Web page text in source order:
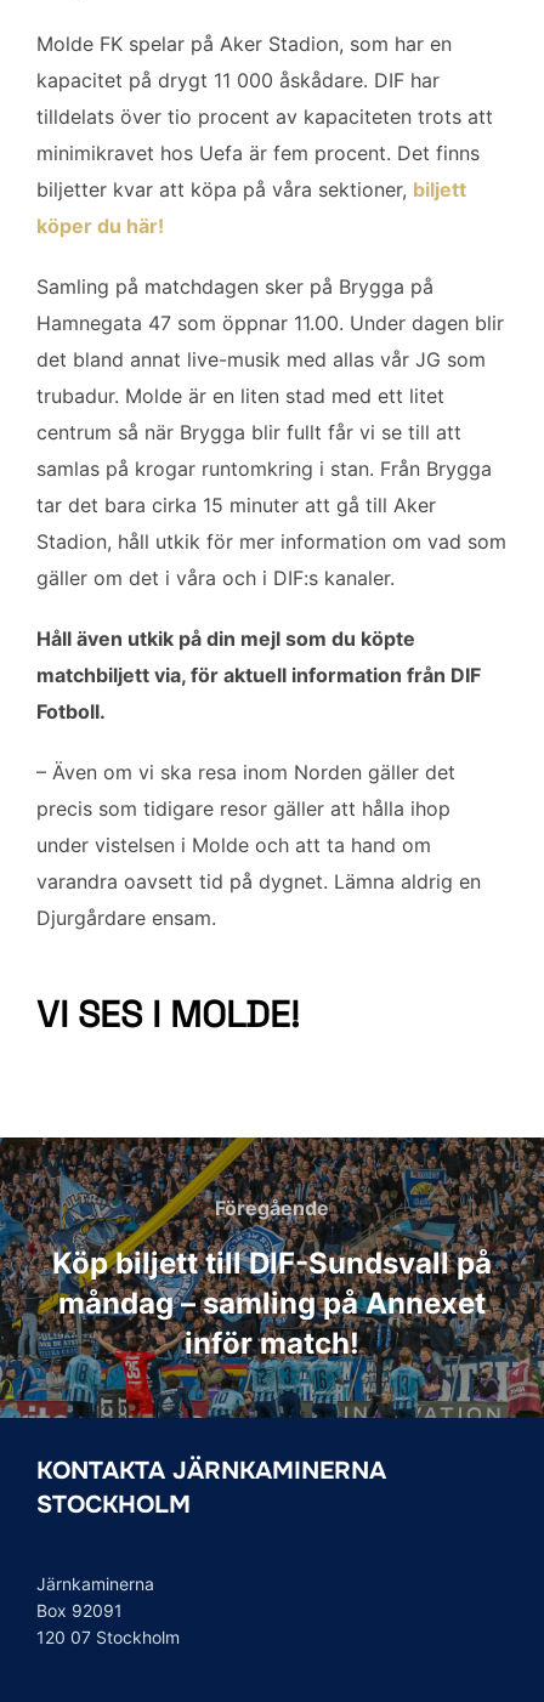
Molde FK spelar på Aker Stadion, som har en
kapacitet på drygt 11 000 åskådare. DIF har
tilldelats över tio procent av kapaciteten trots att
minimikravet hos Uefa är fem procent. Det finns
biljetter kvar att köpa på våra sektioner, biljett
köper du här!
Samling på matchdagen sker på Brygga på
Hamnegata 47 som öppnar 11.00. Under dagen blir
det bland annat live-musik med allas vår JG som
trubadur. Molde är en liten stad med ett litet
centrum så när Brygga blir fullt får vi se till att
samlas på krogar runtomkring i stan. Från Brygga
tar det bara cirka 15 minuter att gå till Aker
Stadion, håll utkik för mer information om vad som
gäller om det i våra och i DIF:s kanaler.
Håll även utkik på din mejl som du köpte
matchbiljett via, för aktuell information från DIF
Fotboll.
– Även om vi ska resa inom Norden gäller det
precis som tidigare resor gäller att hålla ihop
under vistelsen i Molde och att ta hand om
varandra oavsett tid på dygnet. Lämna aldrig en
Djurgårdare ensam.
VI SES I MOLDE!
Inläggsnavigering
Föregående
Föregående
Köp biljett till DIF-Sundsvall på
måndag – samling på Annexet
inför match!
KONTAKTA JÄRNKAMINERNA
STOCKHOLM
Järnkaminerna
Box 92091
120 07 Stockholm